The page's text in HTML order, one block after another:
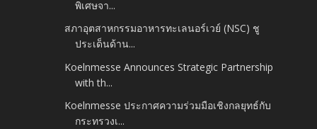
พิเศษจา...
สภาอุตสาหกรรมอาหารทะเลนอร์เวย์ (NSC) ชู
ประเด็นด้าน...
Koelnmesse Announces Strategic Partnership
with th...
Koelnmesse ประกาศความร่วมมือเชิงกลยุทธ์กับ
กระทรวงเ...